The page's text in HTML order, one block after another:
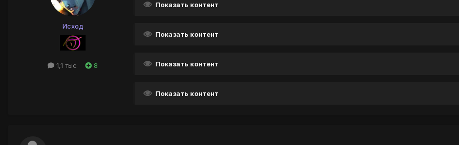
Исход
1,1 тыс 8
Показать контент
Показать контент
Показать контент
Показать контент